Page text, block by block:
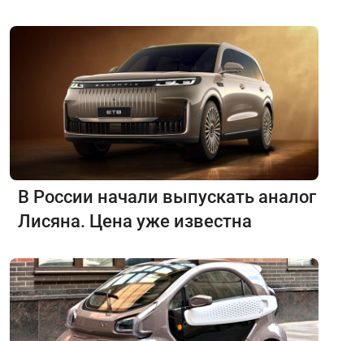
В России начали выпускать аналог
Лисяна. Цена уже известна